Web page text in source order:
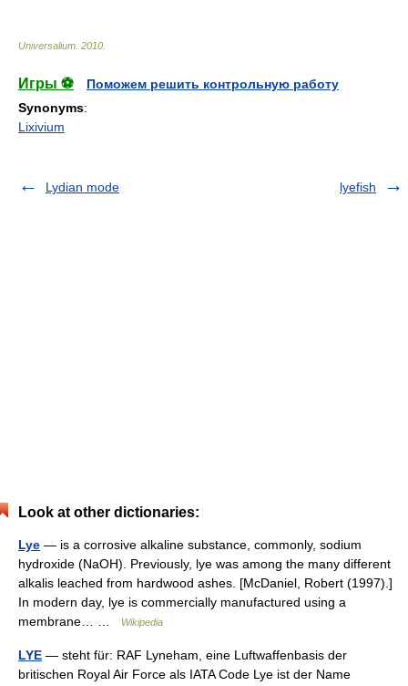
Universalium 2010
Игры ⚽
Поможем решить контрольную работу
Synonyms:
Lixivium
Lydian mode lyefish
Look at other dictionaries:
Lye — is a corrosive alkaline substance, commonly, sodium
hydroxide (NaOH). Previously, lye was among the many different
alkalis leached from hardwood ashes. [McDaniel, Robert (1997).]
In modern day, lye is commercially manufactured using a
membrane… …
Wikipedia
LYE — steht für: RAF Lyneham, eine Luftwaffenbasis der
britischen Royal Air Force als IATA Code Lye ist der Name